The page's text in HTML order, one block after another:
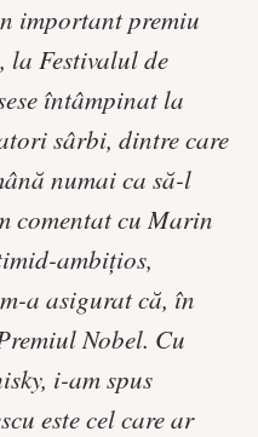
important premiu
la Festivalul de
întâmpinat la
sârbi, dintre care
numai ca să-l
comentat cu Marin
ambiţios,
a asigurat că, în
Nobel. Cu
i-am spus
este cel care ar